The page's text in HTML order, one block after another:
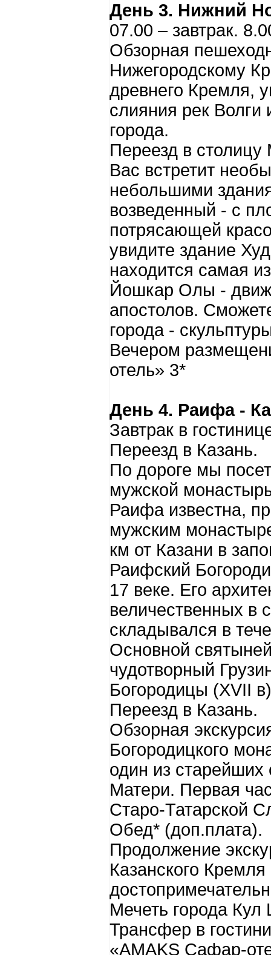
День 3. Нижний
07.00 – завтрак.
Обзорная
Нижегородскому
древнего Кремля,
слияния рек
города.
Переезд в
Вас встретит
небольшими
возведенный - с
потрясающей
увидите здание
находится самая
Йошкар Олы -
апостолов.
города -
Вечером
отель» 3*
День 4. Раифа -
Завтрак в
Переезд в Казань.
По дороге мы
мужской
Раифа известна,
мужским
км от Казани в
Раифский
17 веке. Его
величественных в
складывался в
Основной
чудотворный
Богородицы (XVII
Переезд в Казань.
Обзорная
Богородицкого
один из старейших
Матери. Первая
Старо-Татарской
Обед* (доп.плата).
Продолжение
Казанского Кремля
Мечеть города
Трансфер в
«АMAKS Сафар-